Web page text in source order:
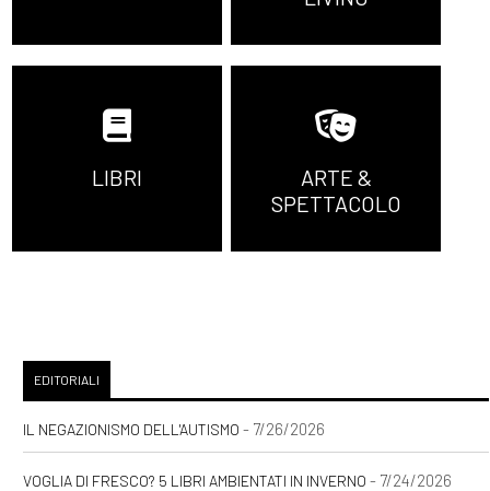
LIBRI
ARTE &
SPETTACOLO
EDITORIALI
IL NEGAZIONISMO DELL'AUTISMO - 7/26/2026
VOGLIA DI FRESCO? 5 LIBRI AMBIENTATI IN INVERNO - 7/24/2026